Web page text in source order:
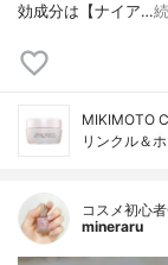
効成分は【ナイア…
MIKIMOTO
リンクル＆
コスメ初心者
mineraru